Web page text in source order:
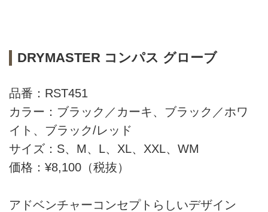
DRYMASTER コンパス グローブ
品番：RST451
カラー：ブラック／カーキ、ブラック／ホワ
イト、ブラック/レッド
サイズ：S、M、L、XL、XXL、WM
価格：¥8,100（税抜）
アドベンチャーコンセプトらしいデザイン